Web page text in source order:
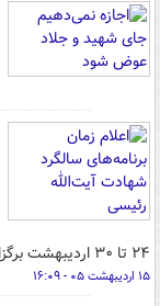
۲۴ تا ۳۰ اردیبهشت برگزار می‌شود.
۱۵ اردیبهشت ۰۵ - ۱۶:۰۹